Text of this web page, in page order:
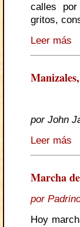
calles
gritos,
Leer más
por John
Leer más
Marcha
por
Hoy